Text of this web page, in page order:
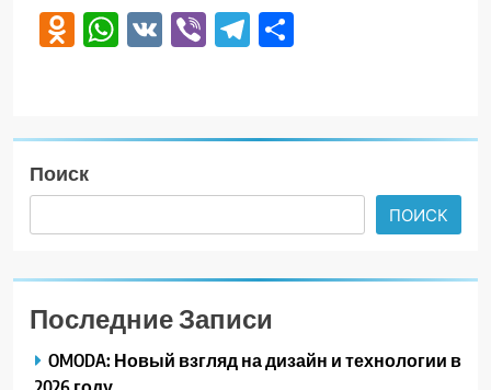
Odnoklassniki
WhatsApp
VK ViberTelegram
Поиск
ПОИСК
Последние Записи
OMODA: Новый взгляд на дизайн и технологии в